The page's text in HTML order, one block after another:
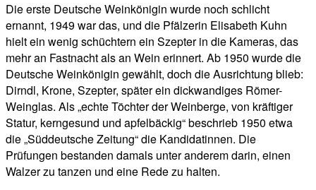
Die erste Deutsche Weinkönigin wurde noch schlicht
ernannt, 1949 war das, und die Pfälzerin Elisabeth Kuhn
hielt ein wenig schüchtern ein Szepter in die Kameras, das
mehr an Fastnacht als an Wein erinnert. Ab 1950 wurde die
Deutsche Weinkönigin gewählt, doch die Ausrichtung blieb:
Dirndl, Krone, Szepter, später ein dickwandiges Römer-
Weinglas. Als „echte Töchter der Weinberge, von kräftiger
Statur, kerngesund und apfelbäckig“ beschrieb 1950 etwa
die „Süddeutsche Zeitung“ die Kandidatinnen. Die
Prüfungen bestanden damals unter anderem darin, einen
Walzer zu tanzen und eine Rede zu halten.